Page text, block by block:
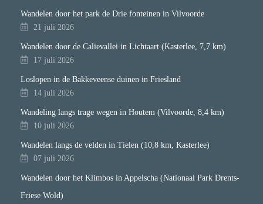
Wandelen door het park de Drie fonteinen in Vilvoorde
21 juli 2026
Wandelen door de Calievallei in Lichtaart (Kasterlee, 7,7 km)
17 juli 2026
Loslopen in de Bakkeveense duinen in Friesland
14 juli 2026
Wandeling langs trage wegen in Houtem (Vilvoorde, 8,4 km)
10 juli 2026
Wandelen langs de velden in Tielen (10,8 km, Kasterlee)
07 juli 2026
Wandelen door het Klimbos in Appelscha (Nationaal Park Drents-
Friese Wold)